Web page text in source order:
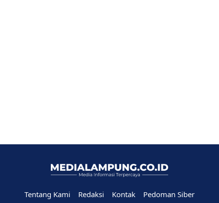
Tentang Kami Redaksi Kontak Pedoman Siber